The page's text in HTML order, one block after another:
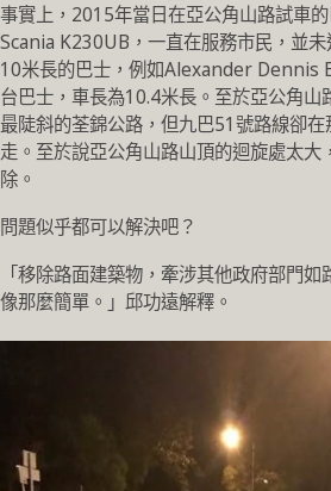
事實上， 2015年當日在亞公角山路試車
Scania K230UB，一直在服務市民，並
10米長的巴士，例如Alexander Dennis
台巴士，車長為10.4米長。至於亞公角山
最陡斜的荃錦公路，但九巴51號路線卻
走。至於說亞公角山路山頂的迴旋處太大
除。
問題似乎都可以解決吧？
「移除路面建築物，牽涉其他政府部門
像那麼簡單。」邱功遠解釋。